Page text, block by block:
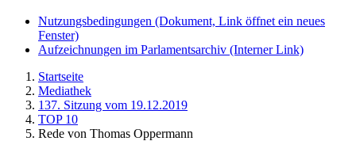
Nutzungsbedingungen (Dokument, Link öffnet ein neues
Fenster)
Aufzeichnungen im Parlamentsarchiv (Interner Link)
Startseite
Mediathek
137. Sitzung vom 19.12.2019
TOP 10
Rede von Thomas Oppermann